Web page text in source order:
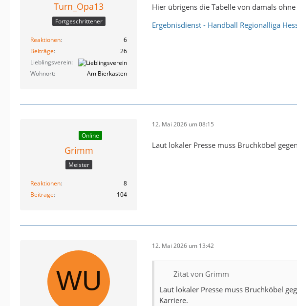
Turn_Opa13
Fortgeschrittener
Reaktionen
6
Beiträge
26
Lieblingsverein
Wohnort
Am Bierkasten
Hier übrigens die Tabelle von damals
Ergebnisdienst - Handball Regionalliga
Online
Grimm
Meister
Reaktionen
8
Beiträge
104
12. Mai 2026 um 08:15
Laut lokaler Presse muss Bruchköbel
12. Mai 2026 um 13:42
Zitat von Grimm
Laut lokaler Presse muss Bruchköbel
Karriere.